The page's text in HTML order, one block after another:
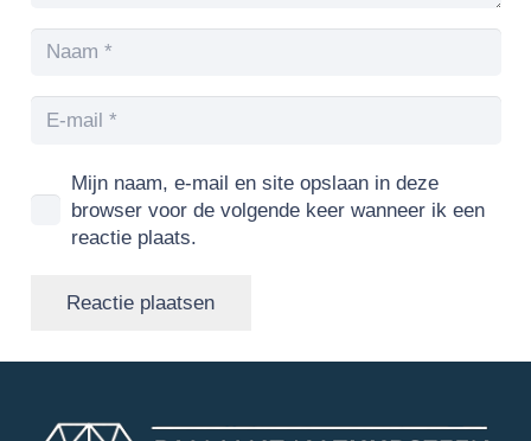
Mijn naam, e-mail en site opslaan in deze
browser voor de volgende keer wanneer ik een
reactie plaats.
Reactie plaatsen